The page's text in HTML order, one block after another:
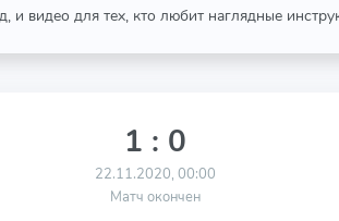
и видео для тех, кто любит наглядные
1 : 0
22.11.2020, 00:00
Матч окончен